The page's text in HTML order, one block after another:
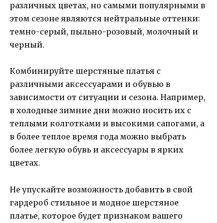
различных цветах, но самыми популярными в
этом сезоне являются нейтральные оттенки:
темно-серый, пыльно-розовый, молочный и
черный.
Комбинируйте шерстяные платья с
различными аксессуарами и обувью в
зависимости от ситуации и сезона. Например,
в холодные зимние дни можно носить их с
теплыми колготками и высокими сапогами, а
в более теплое время года можно выбрать
более легкую обувь и аксессуары в ярких
цветах.
Не упускайте возможность добавить в свой
гардероб стильное и модное шерстяное
платье, которое будет признаком вашего